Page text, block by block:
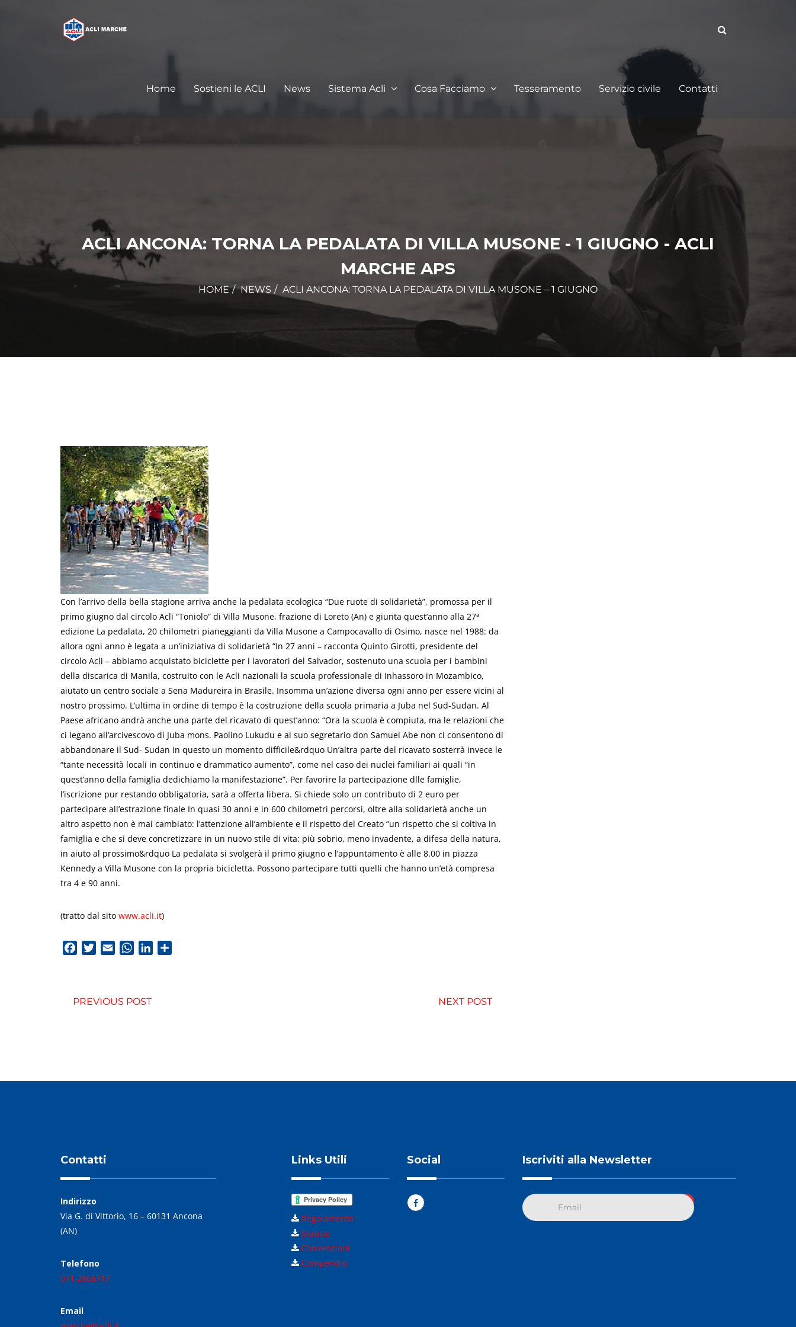
Home Sostieni le ACLI News Sistema Acli Cosa Facciamo Tesseramento Servizio civile Contatti
ACLI ANCONA: TORNA LA PEDALATA DI VILLA MUSONE - 1 GIUGNO - ACLI
MARCHE APS
HOME NEWS ACLI ANCONA: TORNA LA PEDALATA DI VILLA MUSONE – 1 GIUGNO
Con l’arrivo della bella stagione arriva anche la pedalata ecologica “Due ruote di solidarietà”, promossa per il
primo giugno dal circolo Acli “Toniolo” di Villa Musone, frazione di Loreto (An) e giunta quest’anno alla 27ª
edizione La pedalata, 20 chilometri pianeggianti da Villa Musone a Campocavallo di Osimo, nasce nel 1988: da
allora ogni anno è legata a un’iniziativa di solidarietà “In 27 anni – racconta Quinto Girotti, presidente del
circolo Acli – abbiamo acquistato biciclette per i lavoratori del Salvador, sostenuto una scuola per i bambini
della discarica di Manila, costruito con le Acli nazionali la scuola professionale di Inhassoro in Mozambico,
aiutato un centro sociale a Sena Madureira in Brasile. Insomma un’azione diversa ogni anno per essere vicini al
nostro prossimo. L’ultima in ordine di tempo è la costruzione della scuola primaria a Juba nel Sud-Sudan. Al
Paese africano andrà anche una parte del ricavato di quest’anno: “Ora la scuola è compiuta, ma le relazioni che
ci legano all’arcivescovo di Juba mons. Paolino Lukudu e al suo segretario don Samuel Abe non ci consentono di
abbandonare il Sud- Sudan in questo un momento difficile&rdquo Un’altra parte del ricavato sosterrà invece le
“tante necessità locali in continuo e drammatico aumento”, come nel caso dei nuclei familiari ai quali “in
quest’anno della famiglia dedichiamo la manifestazione”. Per favorire la partecipazione dlle famiglie,
l’iscrizione pur restando obbligatoria, sarà a offerta libera. Si chiede solo un contributo di 2 euro per
partecipare all’estrazione finale In quasi 30 anni e in 600 chilometri percorsi, oltre alla solidarietà anche un
altro aspetto non è mai cambiato: l’attenzione all’ambiente e il rispetto del Creato “un rispetto che si coltiva in
famiglia e che si deve concretizzare in un nuovo stile di vita: più sobrio, meno invadente, a difesa della natura,
in aiuto al prossimo&rdquo La pedalata si svolgerà il primo giugno e l’appuntamento è alle 8.00 in piazza
Kennedy a Villa Musone con la propria bicicletta. Possono partecipare tutti quelli che hanno un’età compresa
tra 4 e 90 anni.
(tratto dal sito www.acli.it)
FacebookTwitterEmail WhatsApp
LinkedIn
PREVIOUS POST NEXT POST
Contatti
Indirizzo
Via G. di Vittorio, 16 – 60131 Ancona
(AN)
Telefono
071.2868717
Email
Links Utili
Regolamento
Statuto
Convenzioni
Compendio
Social Iscriviti alla Newsletter